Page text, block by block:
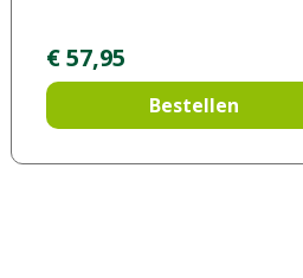
€57,95
Bestellen